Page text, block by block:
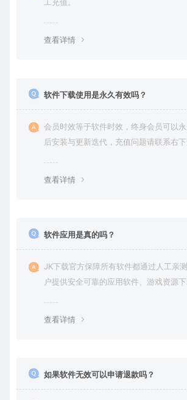
查看详情
软件下载使用是永久有效吗？
会员时效等于软件时效，终身会员可以
后安装与更新迭代，充值问题请联系右下
查看详情
软件应用是真的吗？
JK下载官方保障所有软件都通过人工亲
户提供安全可靠的应用软件、游戏资源
查看详情
如果软件无效可以申请退款吗？